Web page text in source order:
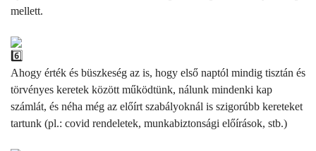
mellett.
Ahogy érték és büszkeség az is, hogy első naptól mindig tisztán és
törvényes keretek között működtünk, nálunk mindenki kap
számlát, és néha még az előírt szabályoknál is szigorúbb kereteket
tartunk (pl.: covid rendeletek, munkabiztonsági előírások, stb.)